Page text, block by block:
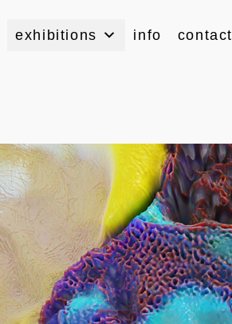
exhibitions info contact